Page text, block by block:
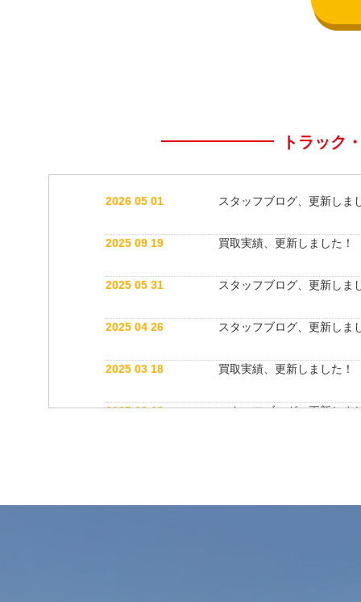
トラック
2026 05 01 スタッフブログ、更新しま
2025 09 19 買取実績、更新しました！
2025 05 31 スタッフブログ、更新しま
2025 04 26 スタッフブログ、更新しま
2025 03 18 買取実績、更新しました！
2025 03 12 スタッフブログ、更新しま